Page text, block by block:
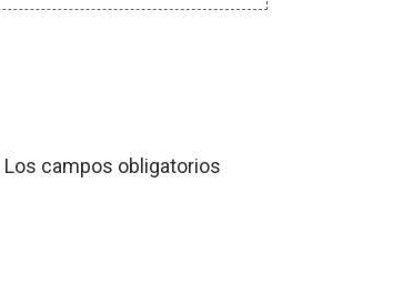
Los campos obligatorios